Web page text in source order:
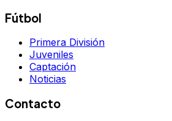
Fútbol
Primera División
Juveniles
Captación
Noticias
Contacto